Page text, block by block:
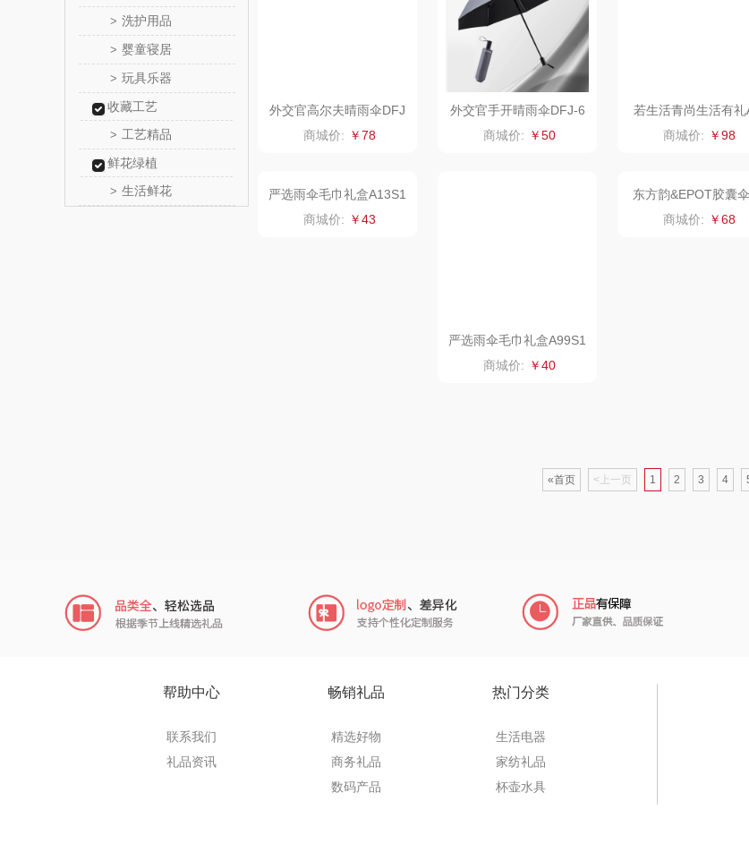
> 洗护用品
> 婴童寝居
> 玩具乐器
收藏工艺
> 工艺精品
鲜花绿植
> 生活鲜花
飞利浦（音频类） 珍视明
乐千厨 悠米UURMI
卜珂 味滋源 半亩川
七匹狼 护舒宝
啄木鸟PLOVER
迪士尼（儿童类） 恒源祥（箱包）
外交官高尔夫晴雨伞DFJ
商城价: ￥78
外交官手开晴雨伞DFJ-6
商城价: ￥50
若生活青尚生活有礼
商城价: ￥98
严选雨伞毛巾礼盒A99S1
商城价: ￥40
«首页 <上一页 1 2 3 4
帮助中心
联系我们
礼品资讯
畅销礼品
精选好物
商务礼品
数码产品
热门分类
生活电器
家纺礼品
杯壶水具